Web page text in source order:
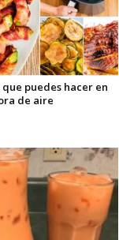
que puedes hacer en
de aire